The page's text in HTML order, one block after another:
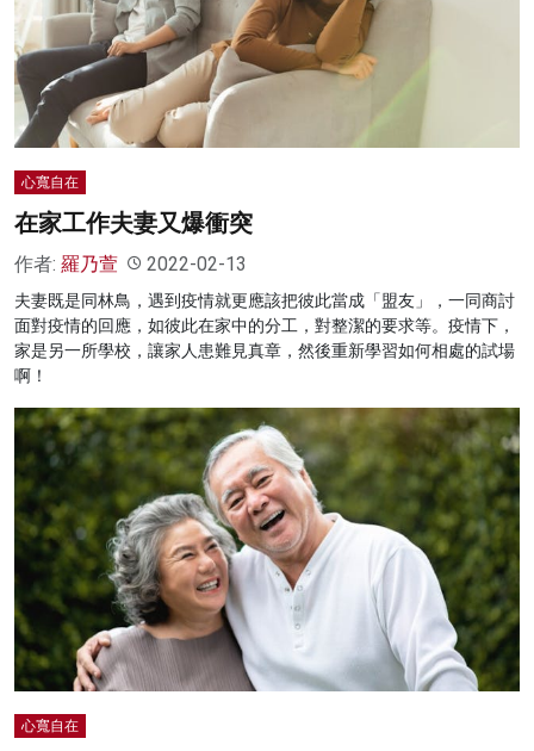
影片
名家榜
灼見活動
心寬自在
在家工作夫妻又爆衝突
作者: 羅乃萱 2022-02-13
夫妻既是同林鳥，遇到疫情就更應該把彼此當成「盟友」，一同商討
面對疫情的回應，如彼此在家中的分工，對整潔的要求等。疫情下，
家是另一所學校，讓家人患難見真章，然後重新學習如何相處的試場
啊！
心寬自在